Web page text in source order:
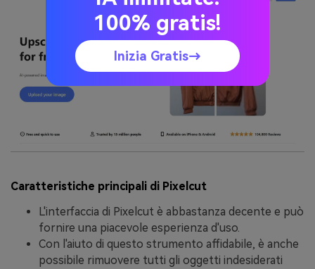
Caratteristiche principali di Pixelcut
L'interfaccia di Pixelcut è abbastanza decente e può
fornire una piacevole esperienza d'uso.
Con l'aiuto di questo strumento affidabile, è anche
possibile rimuovere tutti gli oggetti indesiderati
100% gratis!
Inizia Gratis→